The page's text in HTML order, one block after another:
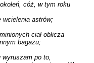
cóż, w tym roku
wcielenia astrów;
ciał oblicza
bagażu;
wyruszam po to,